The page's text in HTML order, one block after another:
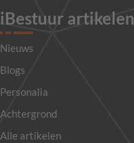
iBestuur artikelen
Nieuws
Blogs
Personalia
Achtergrond
Alle artikelen